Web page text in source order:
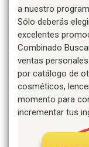
a nuestro
Sólo deberás
excelentes
Combinado
ventas
por catálogo de
cosméticos,
momento para
incrementar tus